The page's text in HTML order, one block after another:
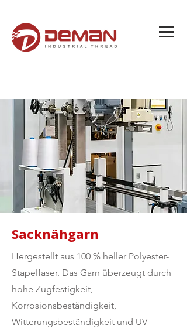
Sacknähgarn
Hergestellt aus 100 % heller Polyester-
Stapelfaser. Das Garn überzeugt durch
hohe Zugfestigkeit,
Korrosionsbeständigkeit,
Witterungsbeständigkeit und UV-